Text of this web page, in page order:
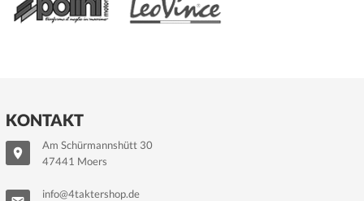
KONTAKT
Am Schürmannshütt 30
47441 Moers
info@4taktershop.de